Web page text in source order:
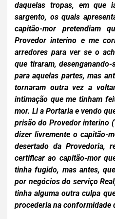
daquelas tropas, emque
sargento, os quais
capitão-mor pretendiam
Provedor interino e me
arredores para ver se o
que tiraram,
para aquelas partes, mas
tornaram outra vez a
intimação que me tinham
mor. Li a Portaria e vendo
prisão do Provedor interino (
dizer livremente o capitão-
desertado da Provedoria,
certificar ao capitão-mor
tinha fugido, mas antes,
por negócios do serviço
tinha alguma outra culpa
procederia na conformidade